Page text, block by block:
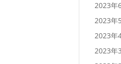
2023年
2023年
2023年
2023年